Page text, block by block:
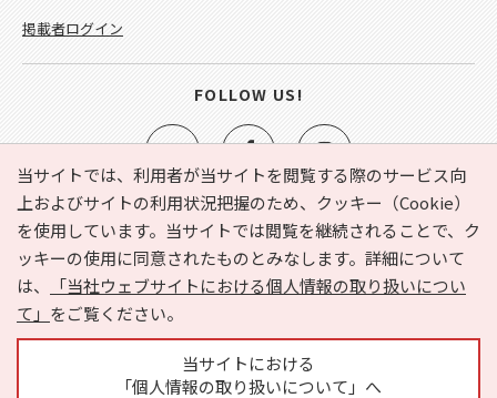
当サイトでは、利用者が当サイトを閲覧する際のサービス向
上およびサイトの利用状況把握のため、クッキー（Cookie）
を使用しています。当サイトでは閲覧を継続されることで、ク
ッキーの使用に同意されたものとみなします。詳細について
は、
「当社ウェブサイトにおける個人情報の取り扱いについ
て」 をご覧ください。
当サイトにおける
「個人情報の取り扱いについて」へ
e-NAVITA（イーナビタ）とは？ お気に入り
ヘルプ
利用規約
個人情報の取り扱いについて
運営会社
サイトマップ
広告掲載に関するお問い合わせ
掲載者ログイン
FOLLOW US!